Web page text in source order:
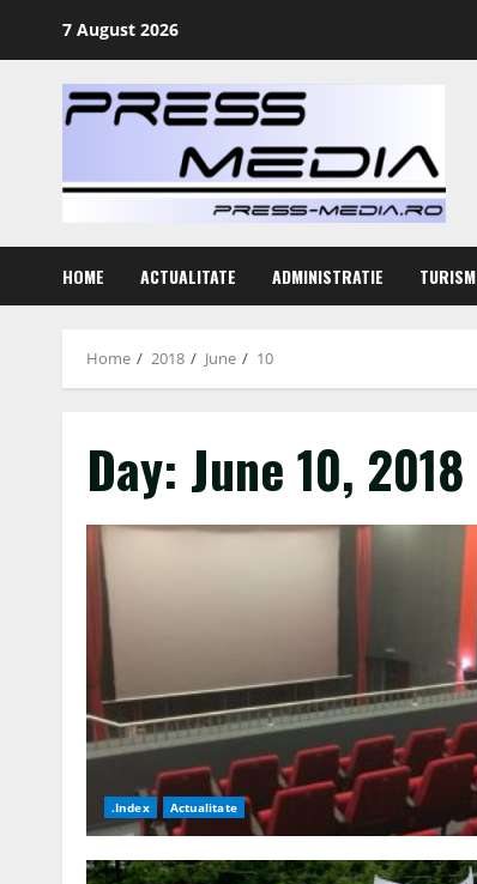
7 August 2026
HOME ACTUALITATE ADMINISTRATIE TURISM
Home 2018 June 10
Day: June 10, 2018
.Index Actualitate